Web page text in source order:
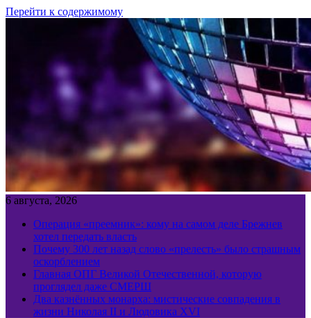
Перейти к содержимому
6 августа, 2026
Операция «преемник»: кому на самом деле Брежнев
хотел передать власть
Почему 300 лет назад слово «прелесть» было страшным
оскорблением
Главная ОПГ Великой Отечественной, которую
проглядел даже СМЕРШ
Два казнённых монарха: мистические совпадения в
жизни Николая II и Людовика XVI